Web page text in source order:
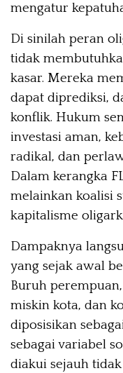
mengatur
Di sinilah peran
tidak
kasar. Mereka
dapat diprediksi,
konflik. Hukum
investasi aman,
radikal, dan
Dalam kerangka
melainkan koalisi
kapitalisme
Dampaknya
yang sejak awal
Buruh
miskin kota, dan
diposisikan
sebagai variabel
diakui sejauh